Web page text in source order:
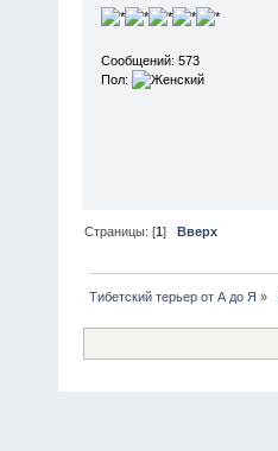
Сообщений: 573
Пол:
Страницы: [1] Вверх
Тибетский терьер от А до Я »